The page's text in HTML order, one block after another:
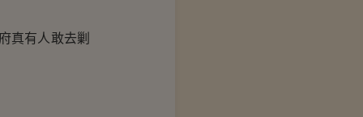
真有人敢去剿